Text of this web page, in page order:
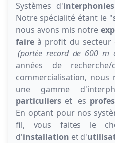
Systèmes d'
Notre spécialité étant le "
nous avons mis notre
faire à profit du secteur
(portée record de 600 m
années de
commercialisation, nous
une gamme
particuliers et les
En optant pour nos
fil, vous faites le
d'installation et d'